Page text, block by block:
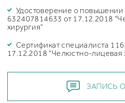
Удостоверение о повышении
632407814633 от 17.12.2018
хирургия"
Сертификат специалиста
17.12.2018 "Челюстно-лицевая
ЗАПИСЬ